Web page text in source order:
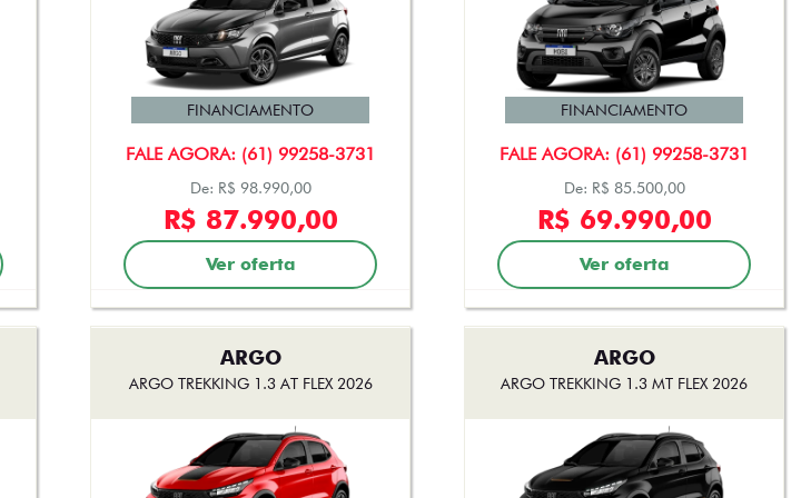
FALE AGORA: (61) 99258-3731
FINANCIAMENTO
De: R$ 98.990,00
R$ 87.990,00
Ver oferta
FALE AGORA: (61) 99258-3731
FINANCIAMENTO
De: R$ 85.500,00
R$ 69.990,00
Ver oferta
ARGO
ARGO TREKKING 1.3 AT FLEX 2026
ARGO
ARGO TREKKING 1.3 MT FLEX 2026